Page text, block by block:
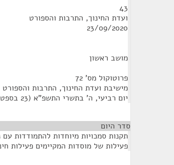
43
ועדת החינוך, התרבות והספורט
23/09/2020
מושב ראשון
פרוטוקול מס' 72
מישיבת ועדת החינוך, התרבות והספורט
יום רביעי, ה' בתשרי התשפ"א (23 בספטמבר 2020), שעה 9:00
סדר היום
תקנות סמכויות מיוחדות להתמודדות
פעילות של מוסדות המקיימים פעילות